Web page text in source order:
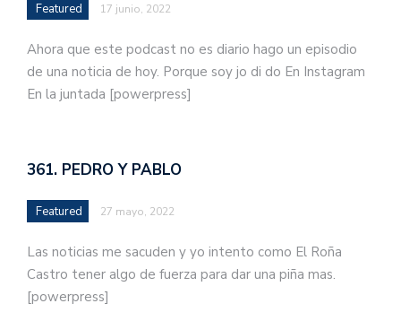
Featured 17 junio, 2022
Ahora que este podcast no es diario hago un episodio
de una noticia de hoy. Porque soy jo di do En Instagram
En la juntada [powerpress]
361. PEDRO Y PABLO
Featured 27 mayo, 2022
Las noticias me sacuden y yo intento como El Roña
Castro tener algo de fuerza para dar una piña mas.
[powerpress]